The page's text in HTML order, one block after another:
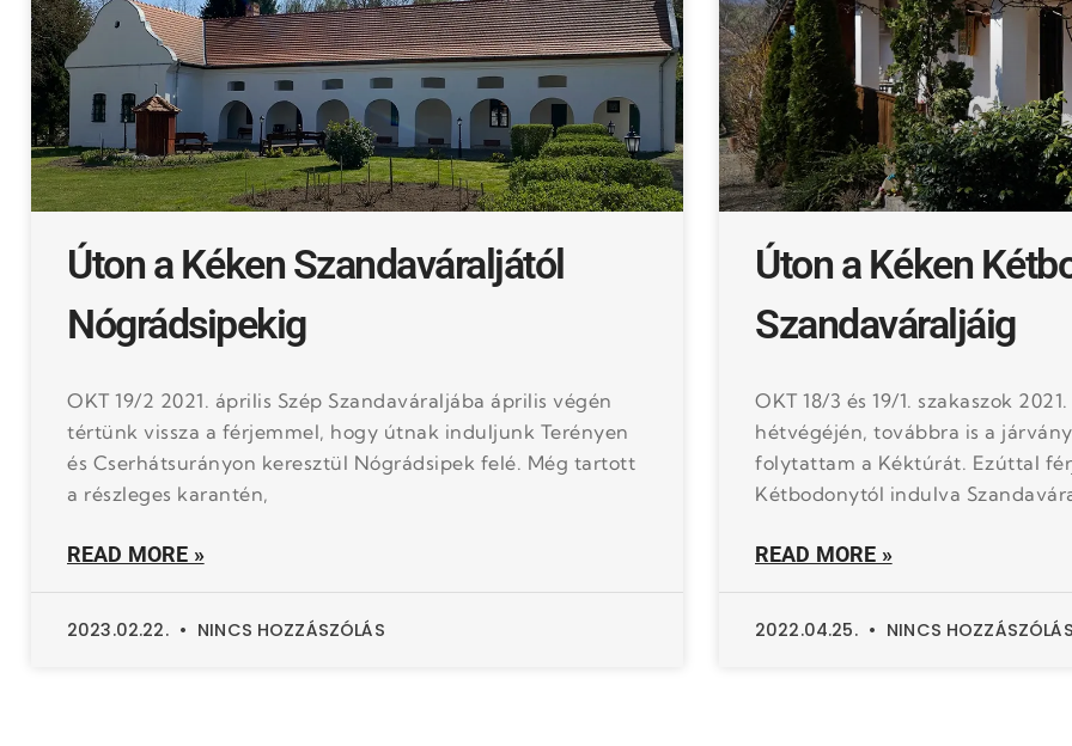
Úton a Kéken Szandaváraljától
Nógrádsipekig
OKT 19/2 2021. április Szép Szandaváraljába április végén
tértünk vissza a férjemmel, hogy útnak induljunk Terényen
és Cserhátsurányon keresztül Nógrádsipek felé. Még tartott
a részleges karantén,
READ MORE »
2023.02.22. NINCS HOZZÁSZÓLÁS
Úton a Kéken
Szandaváraljáig
OKT 18/3 és 19/1. szakaszok
hétvégéjén, továbbra is a
folytattam a Kéktúrát. Ezúttal
Kétbodonytól indulva
READ MORE »
2022.04.25. NINCS